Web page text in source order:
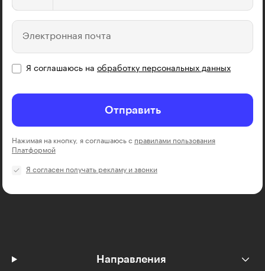
Электронная почта
Я соглашаюсь на обработку персональных данных
Отправить
Нажимая на кнопку, я соглашаюсь с правилами пользования
Платформой
Я согласен получать рекламу и звонки
Направления